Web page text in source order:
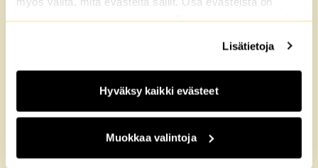
sivustomme luotettavan ja turvallisen toiminnan kannalta
Lisätietoja
Hyväksy kaikki evästeet
Muokkaa valintoja
Pienilläkin teoilla on merkitystä